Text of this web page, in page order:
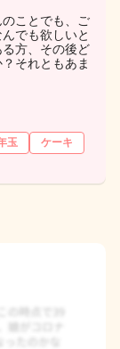
ことでも、ご
でも欲しいと
方、その後ど
それともあま
玉
ケーキ